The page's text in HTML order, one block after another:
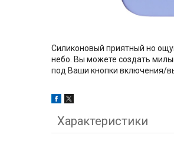
Силиконовый приятный но
небо. Вы можете создать
под Ваши кнопки включения/
Характеристики